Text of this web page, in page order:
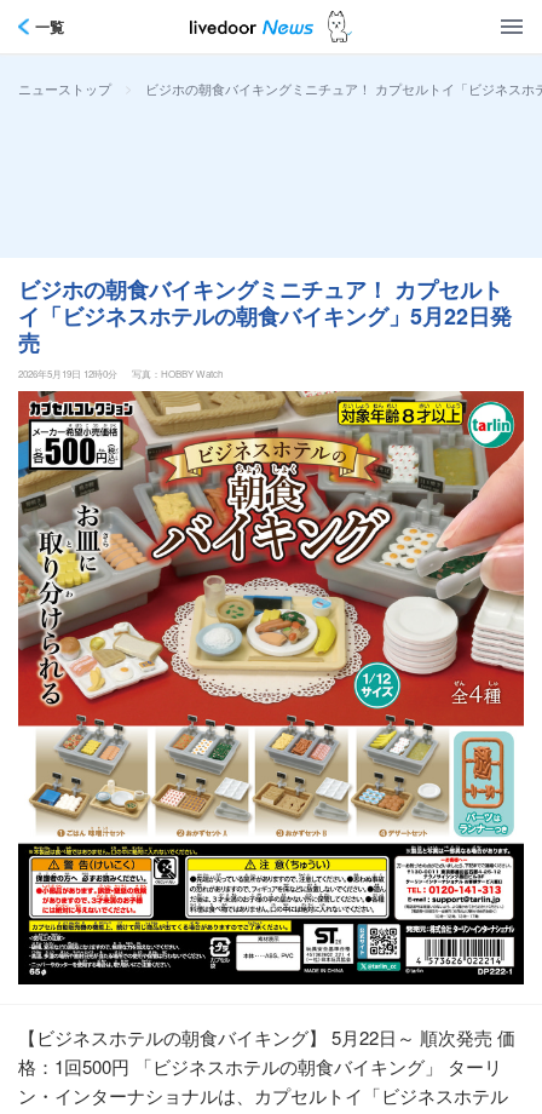
一覧
ニューストップ > ビジホの朝食バイキングミニチュア！ カプセルトイ「ビジネス
ビジホの朝食バイキングミニチュア！ カプセルト
イ「ビジネスホテルの朝食バイキング」5月22日発
売
2026年5月19日 12時0分 写真：HOBBY Watch
【ビジネスホテルの朝食バイキング】 5月22日～ 順次発売 価
格：1回500円 「ビジネスホテルの朝食バイキング」 ターリ
ン・インターナショナルは、カプセルトイ「ビジネスホテル